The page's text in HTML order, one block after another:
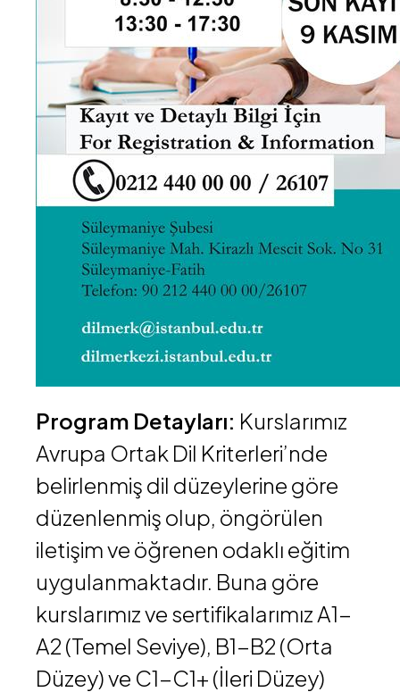
Program Detayları: Kurslarımız
Avrupa Ortak Dil Kriterleri’nde
belirlenmiş dil düzeylerine göre
düzenlenmiş olup, öngörülen
iletişim ve öğrenen odaklı eğitim
uygulanmaktadır. Buna göre
kurslarımız ve sertifikalarımız A1-
A2 (Temel Seviye), B1-B2 (Orta
Düzey) ve C1-C1+ (İleri Düzey)